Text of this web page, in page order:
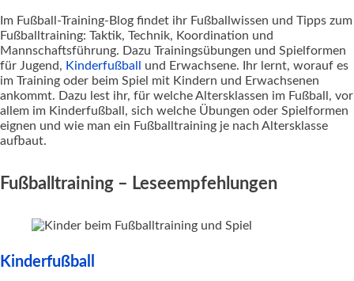
Im Fußball-Training-Blog findet ihr Fußballwissen und Tipps zum
Fußballtraining: Taktik, Technik, Koordination und
Mannschaftsführung. Dazu Trainingsübungen und Spielformen
für Jugend, Kinderfußball
und Erwachsene. Ihr lernt, worauf es
im Training oder beim Spiel mit Kindern und Erwachsenen
ankommt. Dazu lest ihr, für welche Altersklassen im Fußball, vor
allem im Kinderfußball, sich welche Übungen oder Spielformen
eignen und wie man ein Fußballtraining je nach Altersklasse
aufbaut.
Fußballtraining – Leseempfehlungen
Kinderfußball